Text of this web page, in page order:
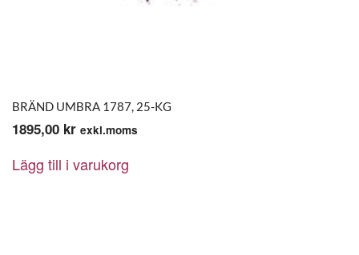
BRÄND UMBRA 1787, 25-KG
1895,00 kr exkl.moms
Lägg till i varukorg